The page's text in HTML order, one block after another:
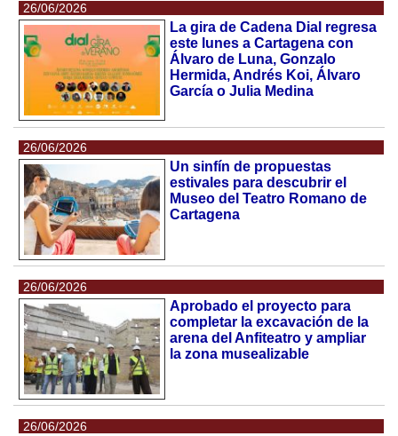
26/06/2026
La gira de Cadena Dial regresa
este lunes a Cartagena con
Álvaro de Luna, Gonzalo
Hermida, Andrés Koi, Álvaro
García o Julia Medina
26/06/2026
Un sinfín de propuestas
estivales para descubrir el
Museo del Teatro Romano de
Cartagena
26/06/2026
Aprobado el proyecto para
completar la excavación de la
arena del Anfiteatro y ampliar
la zona musealizable
26/06/2026